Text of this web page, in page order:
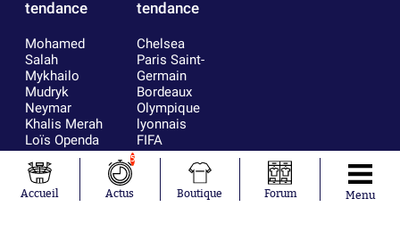
tendance
Mohamed
Salah
Mykhailo
Mudryk
Neymar
Khalis Merah
Loïs Openda
Moussa
Niakhaté
Nicolás
Tagliafico
tendance
Chelsea
Paris Saint-
Germain
Bordeaux
Olympique
lyonnais
FIFA
Real Madrid
RC Strasbourg
AC Milan
France
Accueil
5
Actus Boutique Forum Menu